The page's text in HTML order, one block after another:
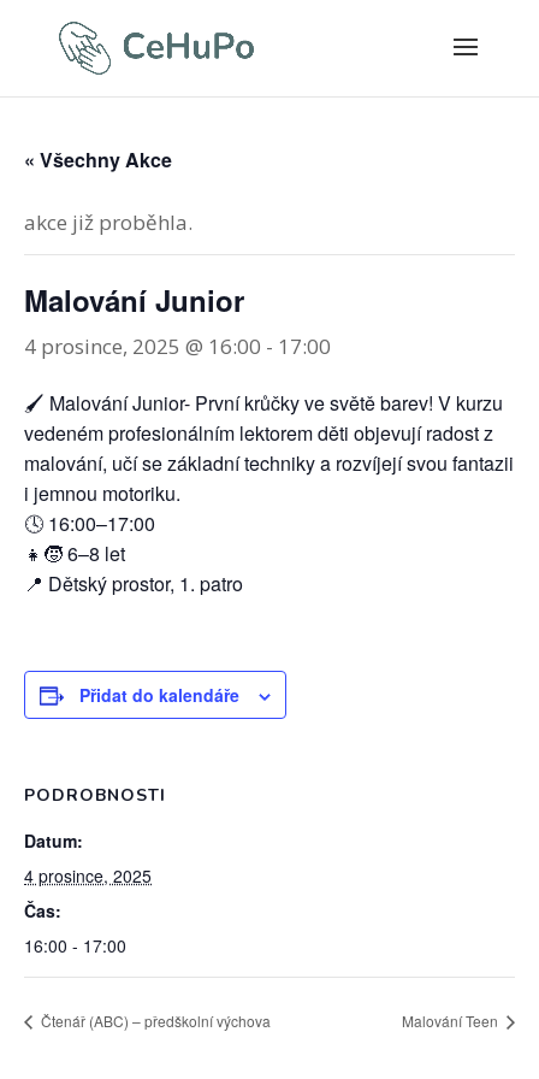
« Všechny Akce
akce již proběhla.
Malování Junior
4 prosince, 2025 @ 16:00 - 17:00
🖌️ Malování Junior- První krůčky ve světě barev! V kurzu
vedeném profesionálním lektorem děti objevují radost z
malování, učí se základní techniky a rozvíjejí svou fantazii
i jemnou motoriku.
🕓 16:00–17:00
👧🧒 6–8 let
📍 Dětský prostor, 1. patro
Přidat do kalendáře
PODROBNOSTI
Datum:
4 prosince, 2025
Čas:
16:00 - 17:00
Čtenář (ABC) – předškolní výchova Malování Teen